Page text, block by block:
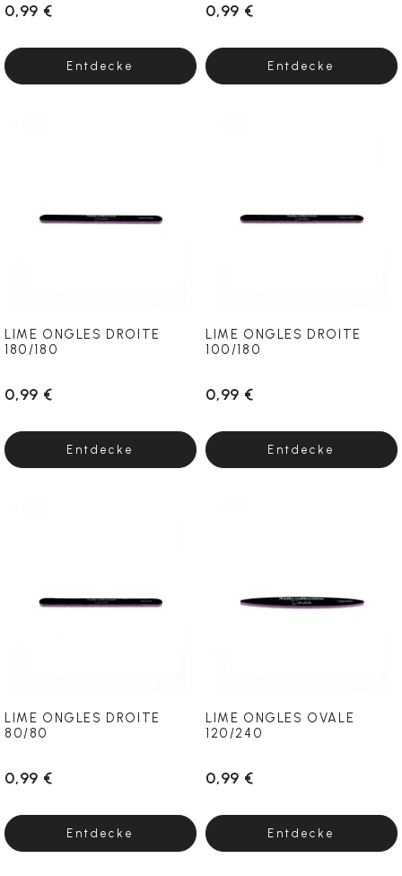
0,99 €
Entdecke
0,99 €
Entdecke
LIME ONGLES DROITE
180/180
0,99 €
Entdecke
LIME ONGLES DROITE
100/180
0,99 €
Entdecke
LIME ONGLES DROITE
80/80
0,99 €
Entdecke
LIME ONGLES OVALE
120/240
0,99 €
Entdecke